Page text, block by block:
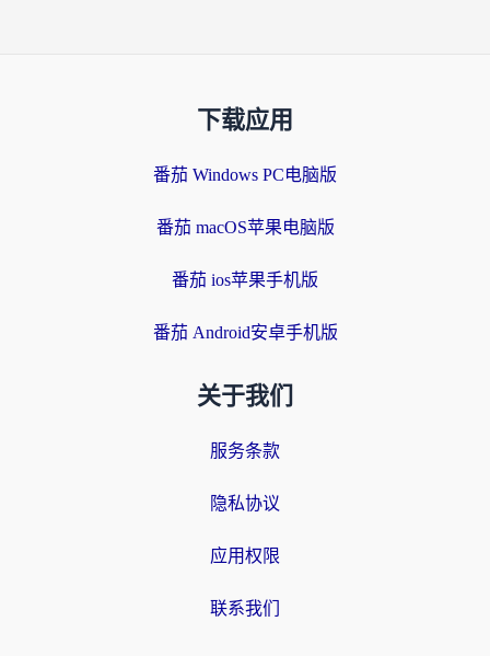
下载应用
番茄 Windows PC电脑版
番茄 macOS苹果电脑版
番茄 ios苹果手机版
番茄 Android安卓手机版
关于我们
服务条款
隐私协议
应用权限
联系我们